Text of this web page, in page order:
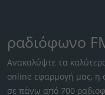
ραδιόφωνο
Ανακαλύψτε τα
online εφαρμογή μας, η
σε πάνω από 700